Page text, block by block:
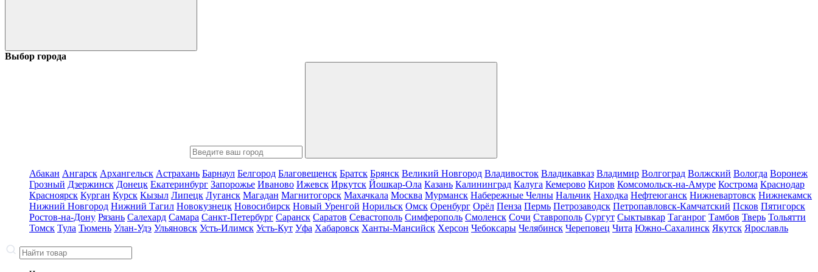
Выбор города
Абакан Ангарск Архангельск Астрахань Барнаул Белгород Благовещенск Братск Брянск Великий Новгород Владивосток Владикавказ Владимир Волгоград Волжский Вологда Воронеж
Грозный Дзержинск Донецк Екатеринбург Запорожье Иваново Ижевск Иркутск Йошкар-Ола Казань Калининград Калуга Кемерово Киров Комсомольск-на-Амуре Кострома Краснодар
Красноярск Курган Курск Кызыл Липецк Луганск Магадан Магнитогорск Махачкала Москва Мурманск Набережные Челны Нальчик Находка Нефтеюганск Нижневартовск Нижнекамск
Нижний Новгород Нижний Тагил Новокузнецк Новосибирск Новый Уренгой Норильск Омск Оренбург Орёл Пенза Пермь Петрозаводск Петропавловск-Камчатский Псков Пятигорск
Ростов-на-Дону Рязань Салехард Самара Санкт-Петербург Саранск Саратов Севастополь Симферополь Смоленск Сочи Ставрополь Сургут Сыктывкар Таганрог Тамбов Тверь Тольятти
Томск Тула Тюмень Улан-Удэ Ульяновск Усть-Илимск Усть-Кут Уфа Хабаровск Ханты-Мансийск Херсон Чебоксары Челябинск Череповец Чита Южно-Сахалинск Якутск Ярославль